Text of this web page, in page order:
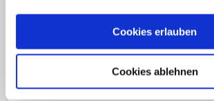
Cookies erlauben
Cookies ablehnen
Papst Franziskus habe